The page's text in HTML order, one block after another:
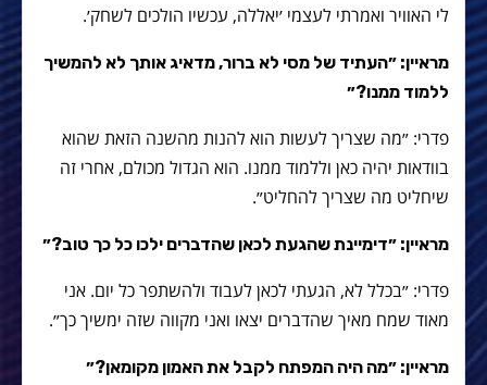
לי האוויר ואמרתי לעצמי ׳יאללה, עכשיו הולכים לשחק׳.
מראיין: ״העתיד של מסי לא ברור, מדאיג אותך לא להמשיך
ללמוד ממנו?״
פדרי: ״מה שצריך לעשות הוא להנות מהשנה הזאת שהוא
בוודאות יהיה כאן וללמוד ממנו. הוא הגדול מכולם, אחרי זה
שיחליט מה שצריך להחליט״.
מראיין: ״דימיינת שהגעת לכאן שהדברים ילכו כל כך טוב?״
פדרי: ״בכלל לא, הגעתי לכאן לעבוד ולהשתפר כל יום. אני
מאוד שמח מאיך שהדברים יצאו ואני מקווה שזה ימשיך כך״.
מראיין: ״מה היה המפתח לקבל את האמון מקומאן?״